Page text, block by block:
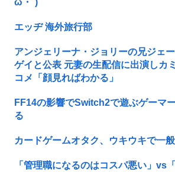
エッヂ 海外旅行部
アンジェリーナ・ジョリーの兄ジェ
ゲイと公表 元妻の生配信に出演しカ
コメ「顔見ればわかる」
FF14の影響でSwitch2で遊ぶゲーマ
る
カードゲームオタク、ウキウキで一
「管理職になるのはコスパ悪い」vs